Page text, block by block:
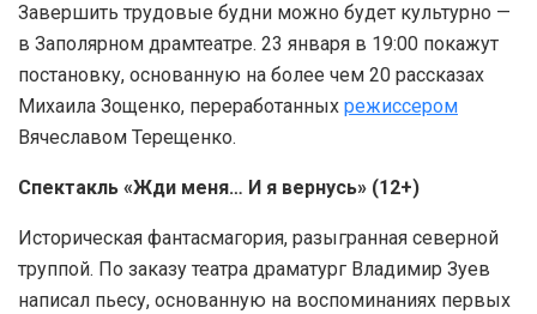
Завершить трудовые будни можно будет культурно —
в Заполярном драмтеатре. 23 января в 19:00 покажут
постановку, основанную на более чем 20 рассказах
Михаила Зощенко, переработанных режиссером
Вячеславом Терещенко.
Спектакль «Жди меня… И я вернусь» (12+)
Историческая фантасмагория, разыгранная северной
труппой. По заказу театра драматург Владимир Зуев
написал пьесу, основанную на воспоминаниях первых